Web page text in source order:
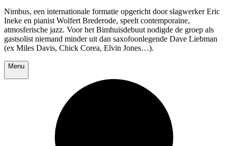
Nimbus, een internationale formatie opgericht door slagwerker Eric
Ineke en pianist Wolfert Brederode, speelt contemporaine,
atmosferische jazz. Voor het Bimhuisdebuut nodigde de groep als
gastsolist niemand minder uit dan saxofoonlegende Dave Liebman
(ex Miles Davis, Chick Corea, Elvin Jones…).
Menu